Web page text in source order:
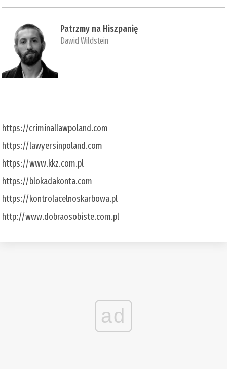
Patrzmy na Hiszpanię
Dawid Wildstein
https://criminallawpoland.com
https://lawyersinpoland.com
https://www.kkz.com.pl
https://blokadakonta.com
https://kontrolacelnoskarbowa.pl
http://www.dobraosobiste.com.pl
ad